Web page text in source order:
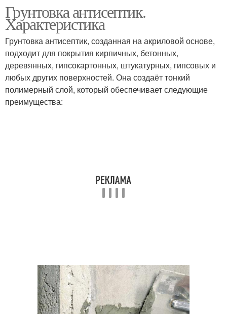
Грунтовка антисептик.
Характеристика
Грунтовка антисептик, созданная на акриловой основе,
подходит для покрытия кирпичных, бетонных,
деревянных, гипсокартонных, штукатурных, гипсовых и
любых других поверхностей. Она создаёт тонкий
полимерный слой, который обеспечивает следующие
преимущества: